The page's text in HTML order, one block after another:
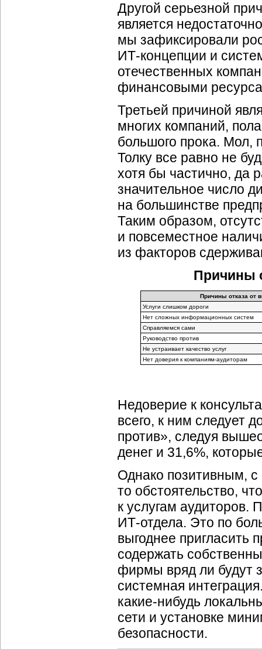
Другой серьезной
является
мы зафиксировали
ИТ-концепции и
отечественных
финансовыми
Третьей причиной
многих компаний,
большого прока. Мол,
Толку все равно не
хотя бы частично, да
значительное число
на большинстве
Таким образом,
и повсеместное
из факторов
Причины
Причины отказа от
Услуги слишком дороги
Нет сложных информационных систем
Справляемся сами
Руководство против
Не устраивает качество услуг
Нет доверия к компаниям-аудиторам
Недоверие к
всего, к ним следует
против», следуя
денег и 31,6%,
Однако позитивным,
то обстоятельство,
к услугам аудиторов.
ИТ-отдела. Это по
выгоднее
содержать
фирмы вряд ли будут
системная
какие-нибудь
сети и установке
безопасности.